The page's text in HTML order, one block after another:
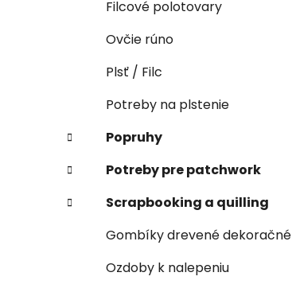
Filcové polotovary
Ovčie rúno
Plsť / Filc
Potreby na plstenie
Popruhy
Potreby pre patchwork
Scrapbooking a quilling
Gombíky drevené dekoračné
Ozdoby k nalepeniu